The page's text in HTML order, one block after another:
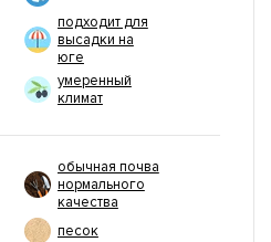
подходит для
высадки на
юге
умеренный
климат
обычная почва
нормального
качества
песок